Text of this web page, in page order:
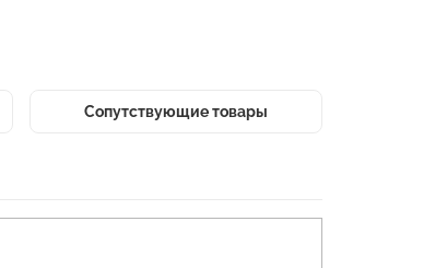
Сопутствующие товары